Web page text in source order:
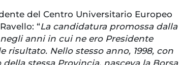
del Centro Universitario Europeo
“La candidatura promossa dalla
anni in cui ne ero Presidente
risultato. Nello stesso anno, 1998, con
stessa Provincia, nasceva la Borsa